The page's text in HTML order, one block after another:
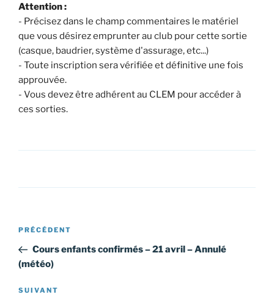
Attention :
- Précisez dans le champ commentaires le matériel
que vous désirez emprunter au club pour cette sortie
(casque, baudrier, système d'assurage, etc...)
- Toute inscription sera vérifiée et définitive une fois
approuvée.
- Vous devez être adhérent au CLEM pour accéder à
ces sorties.
Navigation
l’article
Article
précédent
PRÉCÉDENT
Cours enfants confirmés – 21 avril – Annulé
(météo)
Article
SUIVANT